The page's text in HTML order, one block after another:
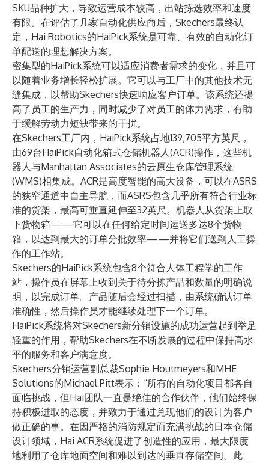
SKU品种扩大，导致运营成本较高，出站拣选效率和速度
有限。在评估了几家自动化供应商后，Skechers最终认
定，Hai Robotics的HaiPick系统是可靠、有效的自动化订
单配送的理想解决方案。
密集型的HaiPick系统可以适应消费者需求的变化，并且可
以随着业务增长轻松扩展。它可以与工厂中的其他技术无
缝集成，以帮助Skechers快速响应客户订单。该系统还提
高了员工的生产力，同时减少了对员工的体力需求，有助
于缓解劳动力短缺带来的干扰。
在Skechers工厂内，HaiPick系统占地139,705平方英尺，
由69台HaiPick自动化箱式仓储机器人(ACR)操作，这些机
器人与Manhattan Associates的云原生仓库管理系统
(WMS)相集成。ACR是高度智能的高大设备，可以在ASRS
的狭窄通道中自主导航，而ASRS包含几乎所有符合行业标
准的货架，最高可垂直延伸至32英尺。机器人从货架上取
下货物箱——它可以在任何给定时间运送多达8个货物
箱，以达到最大的订单分批效率——并将它们送到人工操
作的工作站。
Skechers的HaiPick系统包含8个符合人体工程学的工作
站，操作员在屏幕上收到关于待分拣产品和数量的明确说
明，以完成订单。产品随后会经过扫描，由系统确认订单
准确性，然后操作员才能继续处理下一个订单。
HaiPick系统将对Skechers新分销设施的成功运营起到举足
轻重的作用，帮助Skechers在不断发展的过程中保持高水
平的服务和客户满意度。
Skechers分销运营副总裁Sophie Houtmeyers和MHE
Solutions的Michael Pitt表示：“所有的自动化项目都各自
面临挑战，但Hai团队一直是绝佳的合作伙伴，他们始终保
持积极进取的态度，并致力于通过兑现他们的设计为客户
做正确的事。在因严格的消防规定而充满挑战的日本仓储
设计领域，Hai ACR系统促进了创造性的应用，最大限度
地利用了仓库地面空间和难以到达的垂直存储空间。此